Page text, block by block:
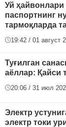
Уй ҳайвонлари
паспортнинг
тармоқларда
19:42 / 01 август
Туғилган
аёллар: Қайси
20:06 / 31 июл
Электр
электр токи